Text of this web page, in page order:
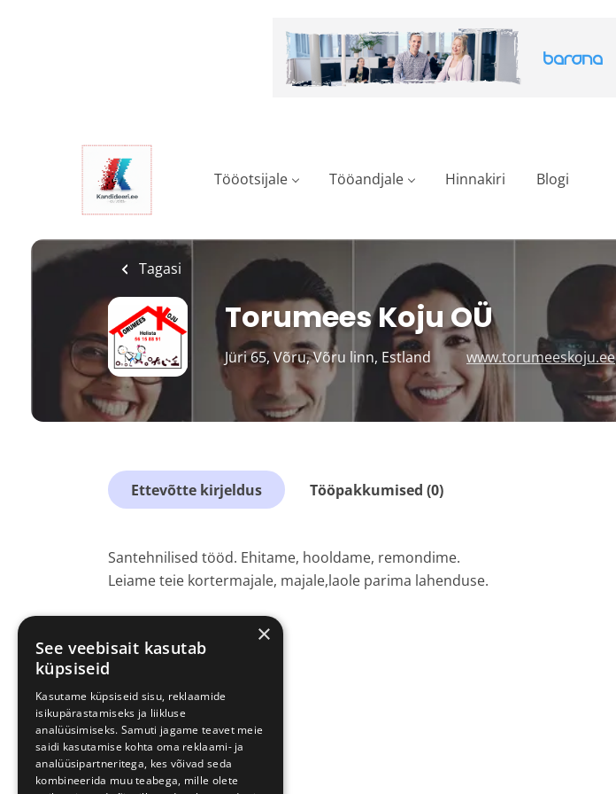
Tööotsijale Tööandjale Hinnakiri Blogi
Tagasi
Torumees Koju OÜ
Jüri 65, Võru, Võru linn, Estland www.torumeeskoju.ee
Ettevõtte kirjeldus Tööpakkumised (0)
Santehnilised tööd. Ehitame, hooldame, remondime.
Leiame teie kortermajale, majale,laole parima lahenduse.
×
See veebisait kasutab
küpsiseid
Kasutame küpsiseid sisu, reklaamide
isikupärastamiseks ja liikluse
analüüsimiseks. Samuti jagame teavet meie
saidi kasutamise kohta oma reklaami- ja
analüüsipartneritega, kes võivad seda
kombineerida muu teabega, mille olete